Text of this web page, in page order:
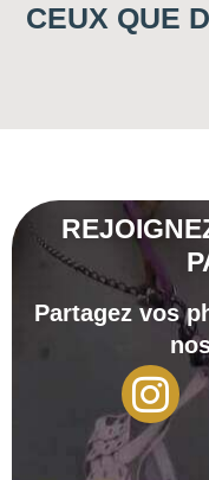
CEUX QUE
Partagez vos